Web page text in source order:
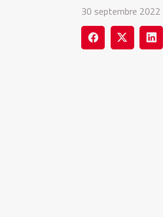
30 septembre 2022